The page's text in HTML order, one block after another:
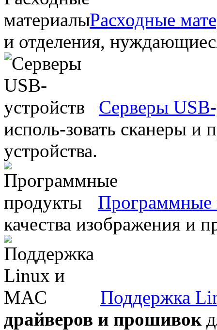
Расходные
и отделения,
Серверы
исполь-зовать сканеры и
устройства.
Программные
качества изображения и
Поддержка
драйверов и прошивок